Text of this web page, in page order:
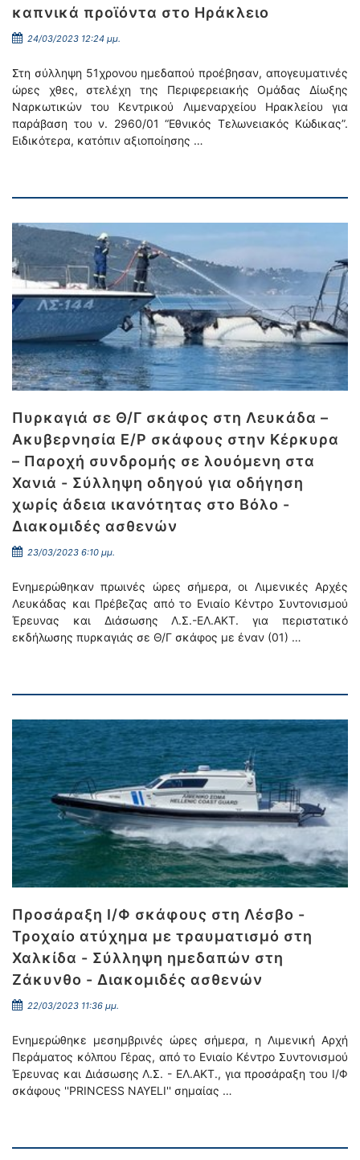
καπνικά προϊόντα στο Ηράκλειο
24/03/2023 12:24 μμ.
Στη σύλληψη 51χρονου ημεδαπού προέβησαν, απογευματινές
ώρες χθες, στελέχη της Περιφερειακής Ομάδας Δίωξης
Ναρκωτικών του Κεντρικού Λιμεναρχείου Ηρακλείου για
παράβαση του ν. 2960/01 “Εθνικός Τελωνειακός Κώδικας”.
Ειδικότερα, κατόπιν αξιοποίησης …
Πυρκαγιά σε Θ/Γ σκάφος στη Λευκάδα –
Ακυβερνησία Ε/Ρ σκάφους στην Κέρκυρα
– Παροχή συνδρομής σε λουόμενη στα
Χανιά - Σύλληψη οδηγού για οδήγηση
χωρίς άδεια ικανότητας στο Βόλο -
Διακομιδές ασθενών
23/03/2023 6:10 μμ.
Ενημερώθηκαν πρωινές ώρες σήμερα, οι Λιμενικές Αρχές
Λευκάδας και Πρέβεζας από το Ενιαίο Κέντρο Συντονισμού
Έρευνας και Διάσωσης Λ.Σ.-ΕΛ.ΑΚΤ. για περιστατικό
εκδήλωσης πυρκαγιάς σε Θ/Γ σκάφος με έναν (01) …
Προσάραξη Ι/Φ σκάφους στη Λέσβο -
Τροχαίο ατύχημα με τραυματισμό στη
Χαλκίδα - Σύλληψη ημεδαπών στη
Ζάκυνθο - Διακομιδές ασθενών
22/03/2023 11:36 μμ.
Ενημερώθηκε μεσημβρινές ώρες σήμερα, η Λιμενική Αρχή
Περάματος κόλπου Γέρας, από το Ενιαίο Κέντρο Συντονισμού
Έρευνας και Διάσωσης Λ.Σ. - ΕΛ.ΑΚΤ., για προσάραξη του Ι/Φ
σκάφους ''PRINCESS NAYELI'' σημαίας …